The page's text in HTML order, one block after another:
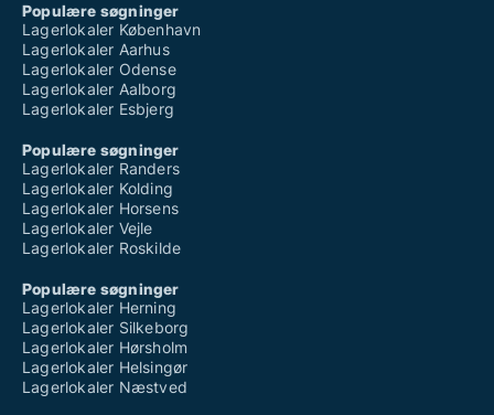
Populære søgninger
Lagerlokaler København
Lagerlokaler Aarhus
Lagerlokaler Odense
Lagerlokaler Aalborg
Lagerlokaler Esbjerg
Populære søgninger
Lagerlokaler Randers
Lagerlokaler Kolding
Lagerlokaler Horsens
Lagerlokaler Vejle
Lagerlokaler Roskilde
Populære søgninger
Lagerlokaler Herning
Lagerlokaler Silkeborg
Lagerlokaler Hørsholm
Lagerlokaler Helsingør
Lagerlokaler Næstved